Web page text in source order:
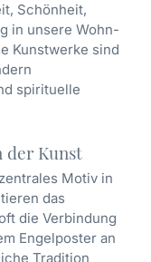
Schönheit,
in unsere Wohn-
Kunstwerke sind
spirituelle
der Kunst
Motiv in
das
die Verbindung
Engelposter an
Tradition